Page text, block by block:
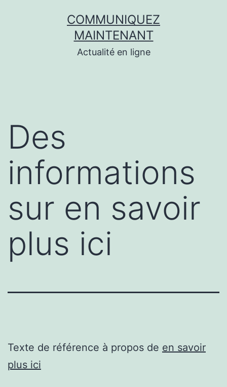
COMMUNIQUEZ
MAINTENANT
Actualité en ligne
Des
informations
sur en savoir
plus ici
Texte de référence à propos de en savoir
plus ici